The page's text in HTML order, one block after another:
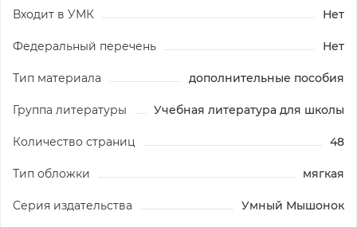
Входит в УМК Нет
Федеральный перечень Нет
Тип материала дополнительные пособия
Группа литературы Учебная литература для школы
Количество страниц 48
Тип обложки мягкая
Серия издательства Умный Мышонок